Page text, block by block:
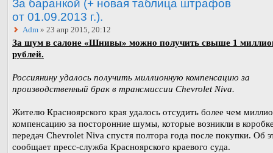
За баранкой (+ новая таблица штрафов
от 01.09.2013 г.).
Adm » 23 апр 2015, 20:12
За шум в салоне «Шнивы» можно получить свыше 1
рублей.
Россиянину удалось получить миллионную компенсацию за
производственный брак в трансмиссии Chevrolet Niva.
Жителю Красноярского края удалось отсудить более чем
компенсацию за посторонние шумы, которые возникли в
передач Chevrolet Niva спустя полтора года после покупки. Об
сообщает пресс-служба Красноярского краевого суда.